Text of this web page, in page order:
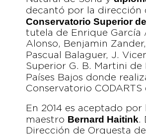
decantó por la dirección
Conservatorio Superior
tutela de Enrique García
Alonso, Benjamin
Pascual Balaguer, J.
Superior G. B. Martini
Países Bajos donde
Conservatorio
En 2014 es aceptado
maestro Bernard Haitink.
Dirección de Orquesta